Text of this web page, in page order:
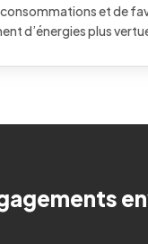
et de
d’énergies plus